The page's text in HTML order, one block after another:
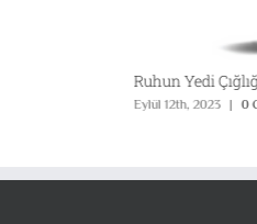
Ruhun Yedi
Eylül 12th, 2023 | 0